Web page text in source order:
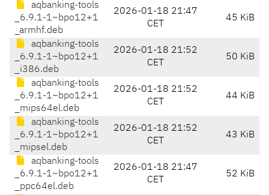
aqbanking-tools
_6.9.1-1~bpo12+1
_armhf.deb
2026-01-18 21:47
CET
45 KiB
aqbanking-tools
_6.9.1-1~bpo12+1
_i386.deb
2026-01-18 21:52
CET
50 KiB
aqbanking-tools
_6.9.1-1~bpo12+1
_mips64el.deb
2026-01-18 21:52
CET
44 KiB
aqbanking-tools
_6.9.1-1~bpo12+1
_mipsel.deb
2026-01-18 21:52
CET
43 KiB
aqbanking-tools
_6.9.1-1~bpo12+1
_ppc64el.deb
2026-01-18 21:47
CET
52 KiB